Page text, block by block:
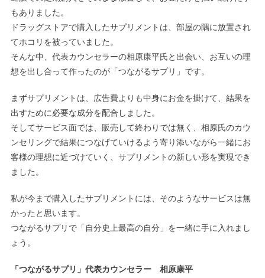
もありました。
ドラッグストアで購入したサプリメントは、部屋の隅に放置され
てホコリを被っていました。
そんな中、代表カウンセラーの相原康平氏と出会い、お互いの理
想を出し合って作ったのが「つながるサプリ」です。
まずサプリメントは、広告費よりも中身にお金を掛けて、結果を
出すために必要な成分を配合しました。
そしてサービス面では、販売して終わりでは無く、相原氏のカウ
ンセリングで結果につなげていけるよう寄り添いながら一緒にお
客様の理想に近づけていく、サプリメントの新しい形を実現でき
ました。
私が今まで購入したサプリメントには、そのようなサービスは無
かったと思います。
つながるサプリで「自分史上最高の自分」を一緒に手に入れまし
ょう。
「つながるサプリ」代表カウンセラー 相原康平